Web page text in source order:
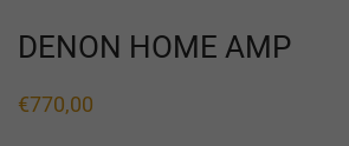
DENON HOME AMP
€770,00